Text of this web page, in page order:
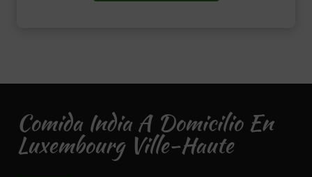
Comida India A Domicilio En
Luxembourg Ville-Haute